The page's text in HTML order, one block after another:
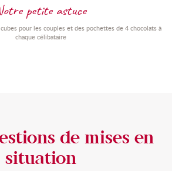
petite astuce
pour les couples et des pochettes de 4 chocolats à
chaque célibataire
de mises en
situation